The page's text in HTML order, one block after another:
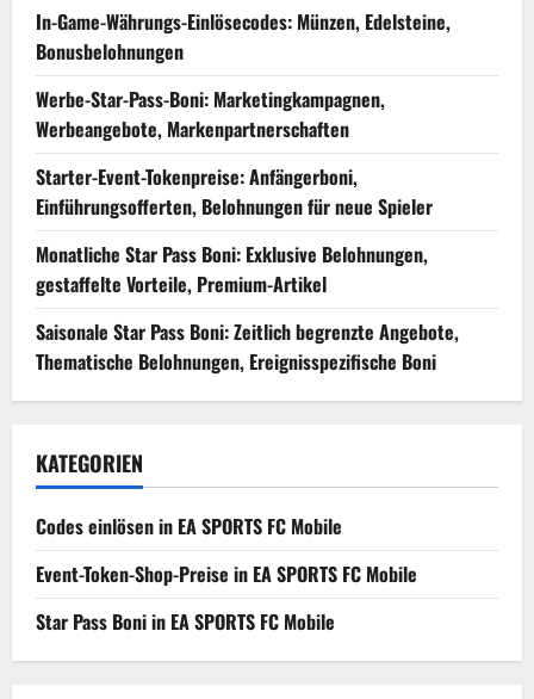
In-Game-Währungs-Einlösecodes: Münzen, Edelsteine,
Bonusbelohnungen
Werbe-Star-Pass-Boni: Marketingkampagnen,
Werbeangebote, Markenpartnerschaften
Starter-Event-Tokenpreise: Anfängerboni,
Einführungsofferten, Belohnungen für neue Spieler
Monatliche Star Pass Boni: Exklusive Belohnungen,
gestaffelte Vorteile, Premium-Artikel
Saisonale Star Pass Boni: Zeitlich begrenzte Angebote,
Thematische Belohnungen, Ereignisspezifische Boni
KATEGORIEN
Codes einlösen in EA SPORTS FC Mobile
Event-Token-Shop-Preise in EA SPORTS FC Mobile
Star Pass Boni in EA SPORTS FC Mobile